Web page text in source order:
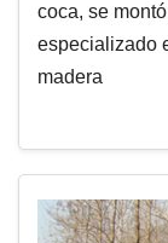
coca, se
especializado
madera